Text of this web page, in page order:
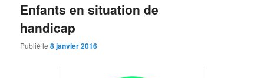
Enfants en situation de
handicap
Publié le8 janvier 2016